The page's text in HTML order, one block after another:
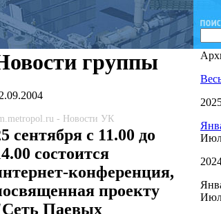
группы
- Новости УК
сентября с 11.00 до
состоится
конференция,
проекту
Паевых